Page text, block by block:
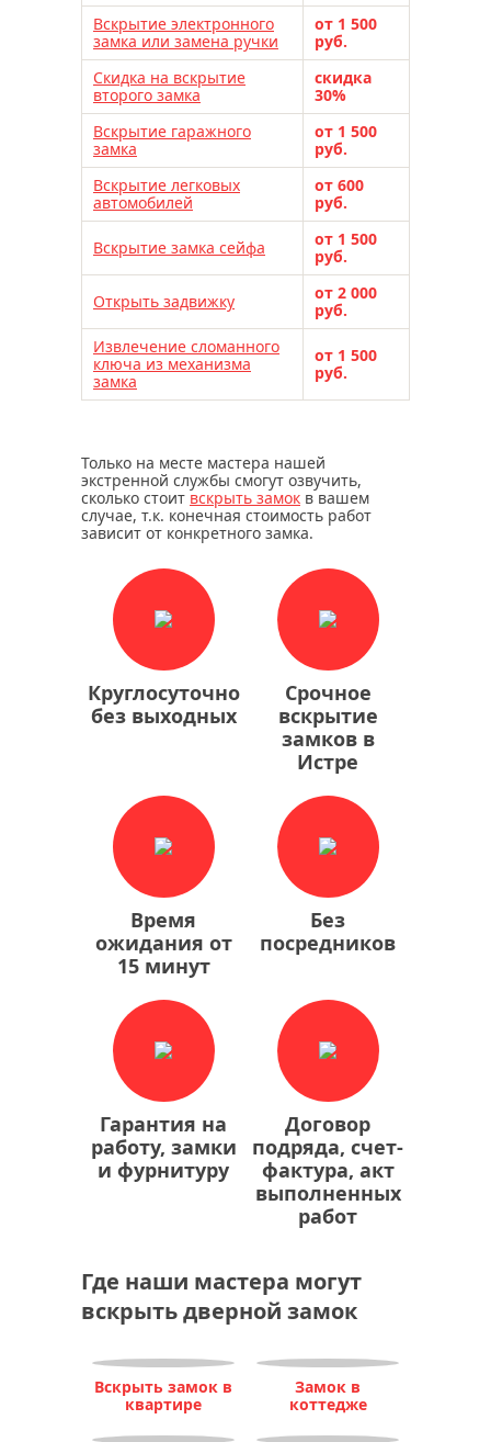
электронные замки kaadas
электронные замки samsung
электронные замки armadillo
электронные замки solity
электронные замки novilock
электронные замки moorgen
электронные замки desi
электронные замки biometric
установка замка
замена замка
перекодировка замков
Вскрытие электронного
замка или замена ручки
от 1 500
руб.
Скидка на вскрытие
второго замка
скидка
30%
Вскрытие гаражного
замка
от 1 500
руб.
Вскрытие легковых
автомобилей
от 600
руб.
Вскрытие замка сейфа
от 1 500
руб.
Открыть задвижку
от 2 000
руб.
Извлечение сломанного
ключа из механизма
замка
от 1 500
руб.
Только на месте мастера нашей
экстренной службы смогут озвучить,
сколько стоит вскрыть замок в вашем
случае, т.к. конечная стоимость работ
зависит от конкретного замка.
Круглосуточно
без выходных
Срочное
вскрытие
замков в
Истре
Время
ожидания от
15 минут
Без
посредников
Гарантия на
работу, замки
и фурнитуру
Договор
подряда, счет-
фактура, акт
выполненных
работ
Где наши мастера могут
вскрыть дверной замок
Вскрыть замок в
квартире
Замок в
коттедже